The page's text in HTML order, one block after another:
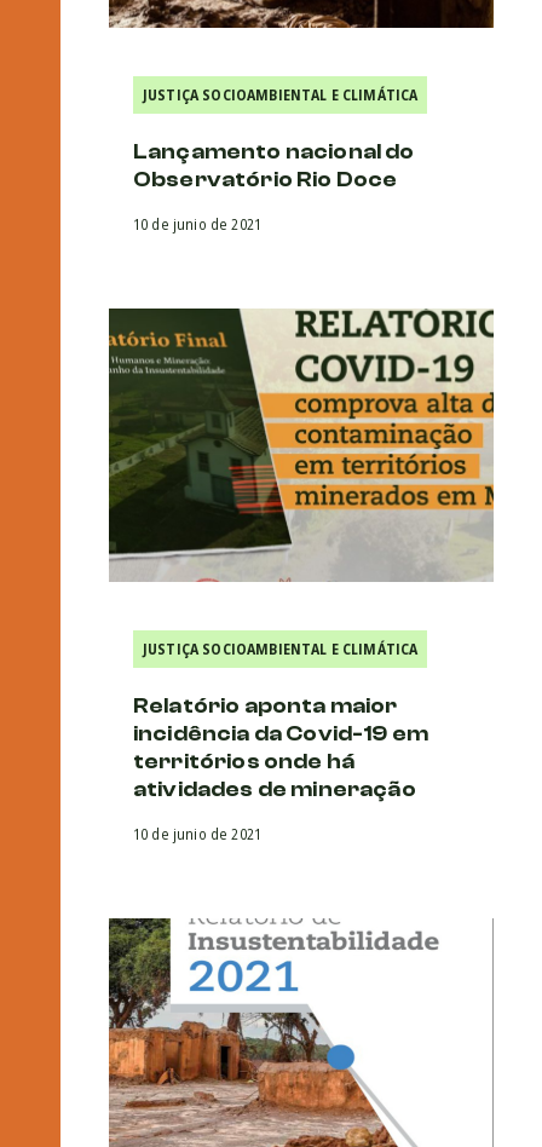
JUSTIÇA SOCIOAMBIENTAL E CLIMÁTICA
Lançamento nacional do
Observatório Rio Doce
10 de junio de 2021
JUSTIÇA SOCIOAMBIENTAL E CLIMÁTICA
Relatório aponta maior
incidência da Covid-19 em
territórios onde há
atividades de mineração
10 de junio de 2021